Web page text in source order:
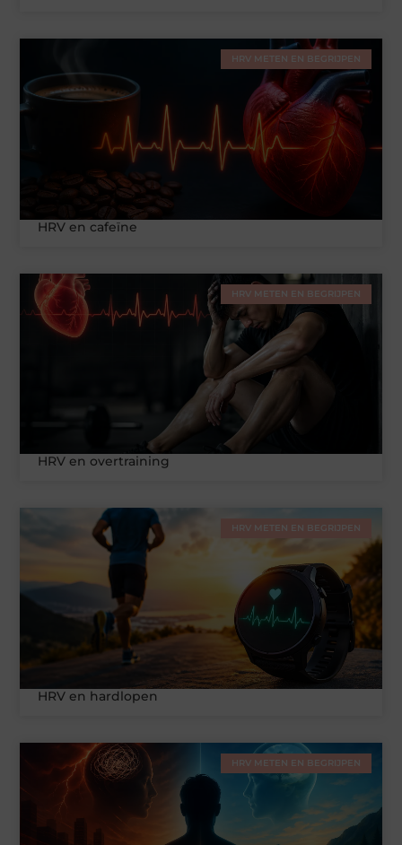
HRV METEN EN BEGRIJPEN
HRV en cafeïne
HRV METEN EN BEGRIJPEN
HRV en overtraining
HRV METEN EN BEGRIJPEN
HRV en hardlopen
HRV METEN EN BEGRIJPEN